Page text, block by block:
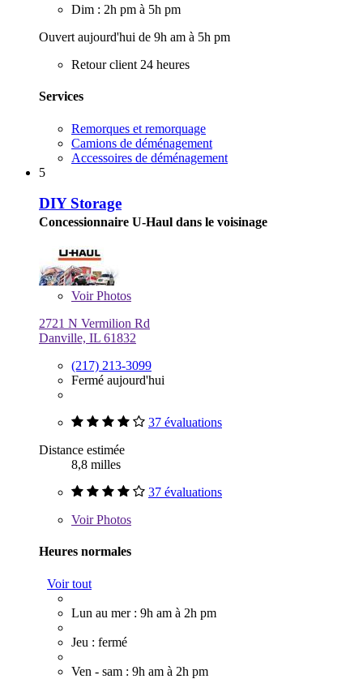
Dim : 2h pm à 5h pm
Ouvert aujourd'hui de 9h am à 5h pm
Retour client 24 heures
Services
Remorques et remorquage
Camions de déménagement
Accessoires de déménagement
5
DIY Storage
Concessionnaire U-Haul dans le voisinage
VoirPhotos
2721 N Vermilion Rd
Danville, IL 61832
(217) 213-3099
Fermé aujourd'hui
37 évaluations
Distance estimée
8,8 milles
37 évaluations
VoirPhotos
Heures normales
Voir tout
Lun au mer : 9h am à 2h pm
Jeu : fermé
Ven - sam : 9h am à 2h pm